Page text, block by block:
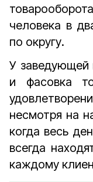
человека в
по округу.
У заведующей
и фасовка
несмотря на
когда весь
всегда
каждому